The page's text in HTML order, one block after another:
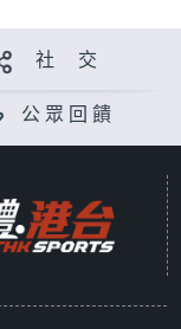
社 交
公眾回饋